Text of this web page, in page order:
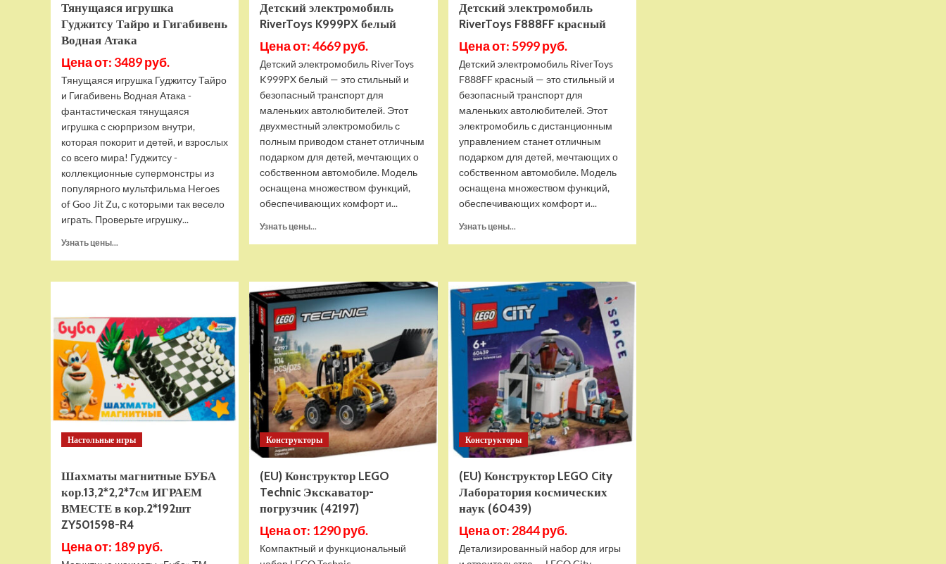
Тянущаяся игрушка
Гуджитсу Тайро и Гигабивень
Водная Атака
Цена от: 3489 руб.
Тянущаяся игрушка Гуджитсу Тайро
и Гигабивень Водная Атака -
фантастическая тянущаяся
игрушка с сюрпризом внутри,
которая покорит и детей, и взрослых
со всего мира! Гуджитсу -
коллекционные супермонстры из
популярного мультфильма Heroes
of Goo Jit Zu, с которыми так весело
играть. Проверьте игрушку...
Узнать цены...
Тянущаяся
Тайро
и
Гигабивень
Водная
Атака
Детский электромобиль
RiverToys K999PX белый
Цена от: 4669 руб.
Детский электромобиль RiverToys
K999PX белый — это стильный и
безопасный транспорт для
маленьких автолюбителей. Этот
двухместный электромобиль с
полным приводом станет отличным
подарком для детей, мечтающих о
собственном автомобиле. Модель
оснащена множеством функций,
обеспечивающих комфорт и...
Узнать цены...
RiverToys
K999PX
белый
Детский электромобиль
RiverToys F888FF красный
Цена от: 5999 руб.
Детский электромобиль RiverToys
F888FF красный — это стильный и
безопасный транспорт для
маленьких автолюбителей. Этот
электромобиль с дистанционным
управлением станет отличным
подарком для детей, мечтающих о
собственном автомобиле. Модель
оснащена множеством функций,
обеспечивающих комфорт и...
Узнать цены...
RiverToys
F888FF
красный
Настольные игры
Шахматы магнитные БУБА
кор.13,2*2,2*7см ИГРАЕМ
ВМЕСТЕ в кор.2*192шт
ZY501598-R4
Цена от: 189 руб.
Конструкторы
(EU) Конструктор LEGO
Technic Экскаватор-
погрузчик (42197)
Цена от: 1290 руб.
Компактный и функциональный
Конструкторы
(EU) Конструктор LEGO City
Лаборатория космических
наук (60439)
Цена от: 2844 руб.
Детализированный набор для игры